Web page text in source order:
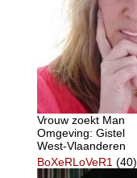
Vrouw zoekt Man
Omgeving: Gistel
West-Vlaanderen
BoXeRLoVeR1 (40)